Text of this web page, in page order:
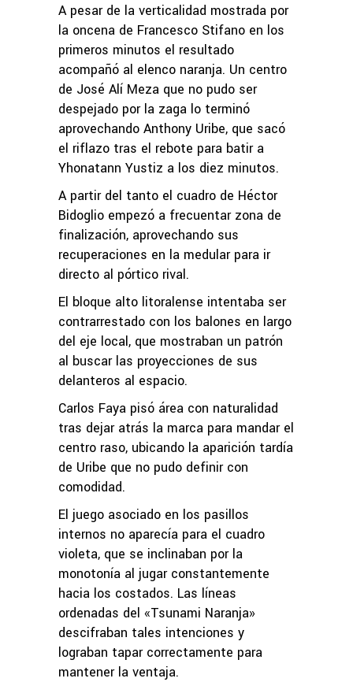
A pesar de la verticalidad mostrada por
la oncena de Francesco Stifano en los
primeros minutos el resultado
acompañó al elenco naranja. Un centro
de José Alí Meza que no pudo ser
despejado por la zaga lo terminó
aprovechando Anthony Uribe, que sacó
el riflazo tras el rebote para batir a
Yhonatann Yustiz a los diez minutos.
A partir del tanto el cuadro de Héctor
Bidoglio empezó a frecuentar zona de
finalización, aprovechando sus
recuperaciones en la medular para ir
directo al pórtico rival.
El bloque alto litoralense intentaba ser
contrarrestado con los balones en largo
del eje local, que mostraban un patrón
al buscar las proyecciones de sus
delanteros al espacio.
Carlos Faya pisó área con naturalidad
tras dejar atrás la marca para mandar el
centro raso, ubicando la aparición tardía
de Uribe que no pudo definir con
comodidad.
El juego asociado en los pasillos
internos no aparecía para el cuadro
violeta, que se inclinaban por la
monotonía al jugar constantemente
hacia los costados. Las líneas
ordenadas del «Tsunami Naranja»
descifraban tales intenciones y
lograban tapar correctamente para
mantener la ventaja.